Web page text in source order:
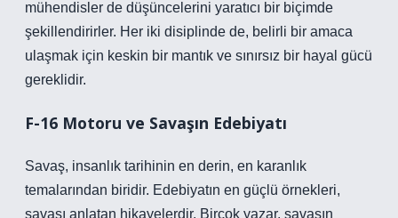
mühendisler de düşüncelerini yaratıcı bir biçimde
şekillendirirler. Her iki disiplinde de, belirli bir amaca
ulaşmak için keskin bir mantık ve sınırsız bir hayal gücü
gereklidir.
F-16 Motoru ve Savaşın Edebiyatı
Savaş, insanlık tarihinin en derin, en karanlık
temalarından biridir. Edebiyatın en güçlü örnekleri,
savaşı anlatan hikayelerdir. Birçok yazar, savaşın